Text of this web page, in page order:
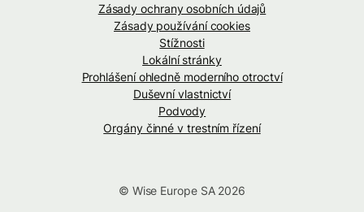
Zásady ochrany osobních údajů
Zásady používání cookies
Stížnosti
Lokální stránky
Prohlášení ohledně moderního otroctví
Duševní vlastnictví
Podvody
Orgány činné v trestním řízení
© Wise Europe SA 2026